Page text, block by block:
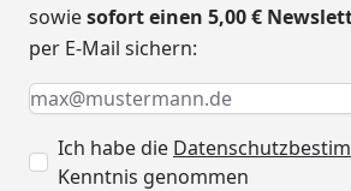
sowiesofort einen 5,00 €
per E-Mail sichern:
Keine Eingabe erforderlich
Eingabe erforderlich
E-Mail *
Ich habe die
Kenntnis genommen